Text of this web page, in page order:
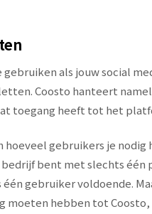
gebruiken als jouw social
Coosto hanteert
toegang heeft tot het
gebruikers je nodig
bent met slechts
één gebruiker voldoende.
moeten hebben tot